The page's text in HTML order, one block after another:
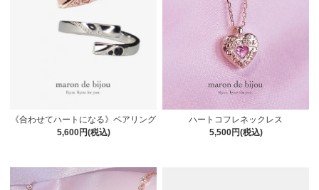
《合わせてハートになる》ペアリング
5,600円(税込)
ハートコフレネックレス
5,500円(税込)